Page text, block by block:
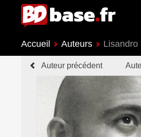
Accueil Auteurs Lisandro
Auteur précédent